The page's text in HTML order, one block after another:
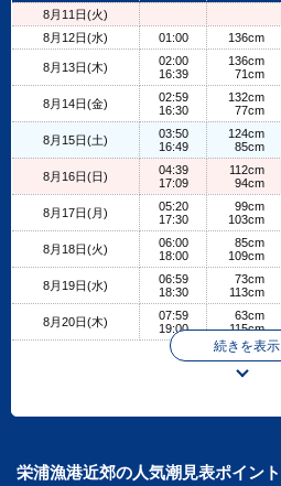
8月11日(火)
8月12日(水)
01:00 136cm
8月13日(木)
02:00
16:39
136cm
71cm
8月14日(金)
02:59
16:30
132cm
77cm
8月15日(土)
03:50
16:49
124cm
85cm
8月16日(日)
04:39
17:09
112cm
94cm
8月17日(月)
05:20
17:30
99cm
103cm
8月18日(火)
06:00
18:00
85cm
109cm
8月19日(水)
06:59
18:30
73cm
113cm
8月20日(木)
07:59
19:00
63cm
115cm
続きを表示
栄浦漁港近郊の人気潮見表ポイント